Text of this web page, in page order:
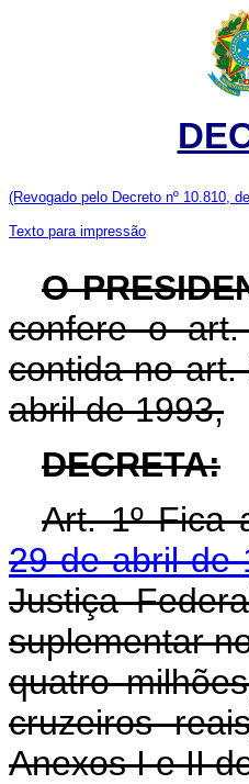
(Revogado pelo Decreto nº 10.810,
Texto para impressão
O
confere o
contida no
abril de 1993,
DECRETA:
Art. 1º Fica
29 de abril de
Justiça
suplementar
quatro
cruzeiros
Anexos I e II